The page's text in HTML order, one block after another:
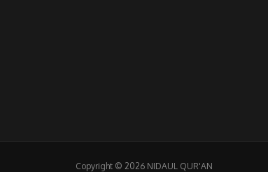
Copyright © 2026 NIDAUL QUR'AN